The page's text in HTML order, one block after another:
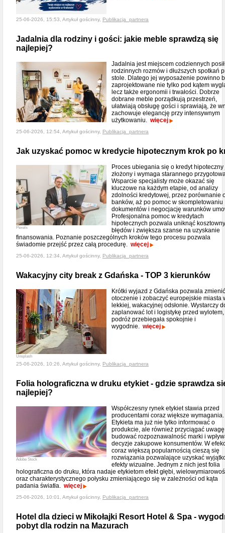
25-06-2026, 15:53, Artykuł gościnny, Publikacja_partnera
Jadalnia dla rodziny i gości: jakie meble sprawdzą się
najlepiej?
Jadalnia jest miejscem codziennych
rodzinnych rozmów i dłuższych spotkań
stole. Dlatego jej wyposażenie powinno
zaprojektowane nie tylko pod kątem
lecz także ergonomii i trwałości. Dobrze
dobrane meble porządkują przestrzeń,
ułatwiają obsługę gości i sprawiają, że
zachowuje elegancję przy intensywnym
użytkowaniu. więcej
25-06-2026, 12:54, Artykuł gościnny, Publikacja_partnera
Jak uzyskać pomoc w kredycie hipotecznym krok po
Pexels
Proces ubiegania się o kredyt hipoteczny
złożony i wymaga starannego
Wsparcie specjalisty może okazać się
kluczowe na każdym etapie, od analizy
zdolności kredytowej, przez porównanie
banków, aż po pomoc w skompletowaniu
dokumentów i negocjację warunków
Profesjonalna pomoc w kredytach
hipotecznych pozwala uniknąć
błędów i zwiększa szanse na uzyskanie
finansowania. Poznanie poszczególnych kroków tego procesu pozwala
świadomie przejść przez całą procedurę. więcej
25-06-2026, 12:34, Artykuł gościnny, Publikacja_partnera
Wakacyjny city break z Gdańska - TOP 3 kierunków
Unsplash
Krótki wyjazd z Gdańska pozwala zmienić
otoczenie i zobaczyć europejskie miasta
lekkiej, wakacyjnej odsłonie. Wystarczy
zaplanować lot i logistykę przed
podróż przebiegała spokojnie i
wygodnie. więcej
25-06-2026, 10:26, Artykuł gościnny, Publikacja_partnera
Folia holograficzna w druku etykiet - gdzie sprawdza
najlepiej?
Adobe Stock
Współczesny rynek etykiet stawia przed
producentami coraz większe wymagania.
Etykieta ma już nie tylko informować o
produkcie, ale również przyciągać
budować rozpoznawalność marki i
decyzje zakupowe konsumentów. W
coraz większą popularnością cieszą się
rozwiązania pozwalające uzyskać
efekty wizualne. Jednym z nich jest folia
holograficzna do druku, która nadaje etykietom efekt głębi,
oraz charakterystycznego połysku zmieniającego się w zależności od kąta
padania światła. więcej
25-06-2026, 10:01, Artykuł gościnny, Publikacja_partnera
Hotel dla dzieci w Mikołajki Resort Hotel & Spa -
pobyt dla rodzin na Mazurach